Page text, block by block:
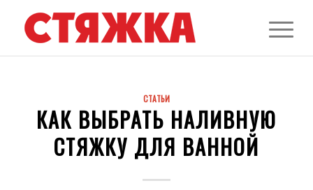
СТАТЬИ
КАК ВЫБРАТЬ НАЛИВНУЮ
СТЯЖКУ ДЛЯ ВАННОЙ